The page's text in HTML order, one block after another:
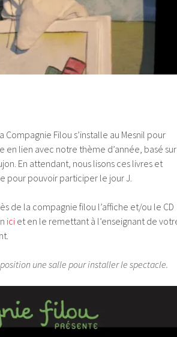
Compagnie Filou s’installe au Mesnil pour
lien avec notre thème d’année, basé sur
En attendant, nous lisons ces livres et
pour pouvoir participer le jour J.
de la compagnie filou l’affiche et/ou le CD
ici et en le remettant à l’enseignant de
une salle pour installer le spectacle.